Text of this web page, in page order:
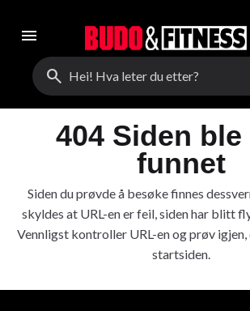
menu
search
404 Siden
funnet
Siden du prøvde å besøke finnes
skyldes at URL-en er feil, siden har blitt
Vennligst kontroller URL-en og prøv
startsiden.